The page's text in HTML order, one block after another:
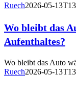
Ruech2026-05-
Wo bleibt das
Aufenthaltes?
Wo bleibt das Auto
Ruech2026-05-